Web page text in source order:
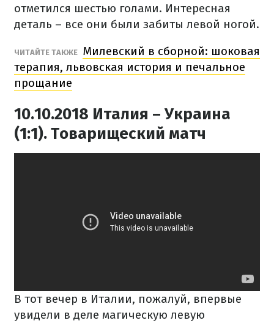
отметился шестью голами. Интересная
деталь – все они были забиты левой ногой.
ЧИТАЙТЕ ТАКЖЕ Милевский в сборной: шоковая
терапия, львовская история и печальное
прощание
10.10.2018 Италия – Украина
(1:1). Товарищеский матч
В тот вечер в Италии, пожалуй, впервые
увидели в деле магическую левую